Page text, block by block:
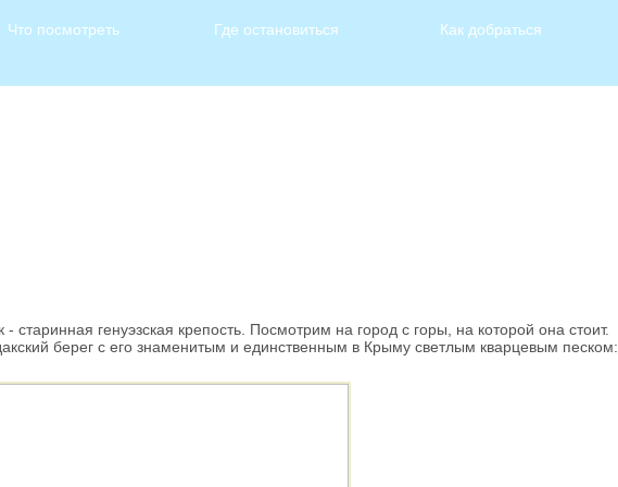
Что посмотреть Где остановиться Как добраться
генуэзская крепость. Посмотрим на город с горы, на которой она стоит.
берег с его знаменитым и единственным в Крыму светлым кварцевым песком: